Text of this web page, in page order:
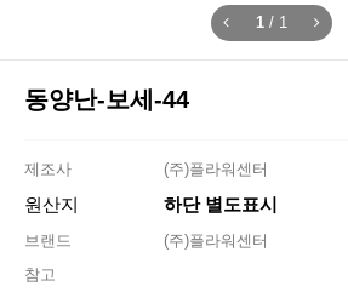
1 / 1
동양난-보세-44
제조사 (주)플라워센터
원산지 하단 별도표시
브랜드
(주)플라워센터
참고